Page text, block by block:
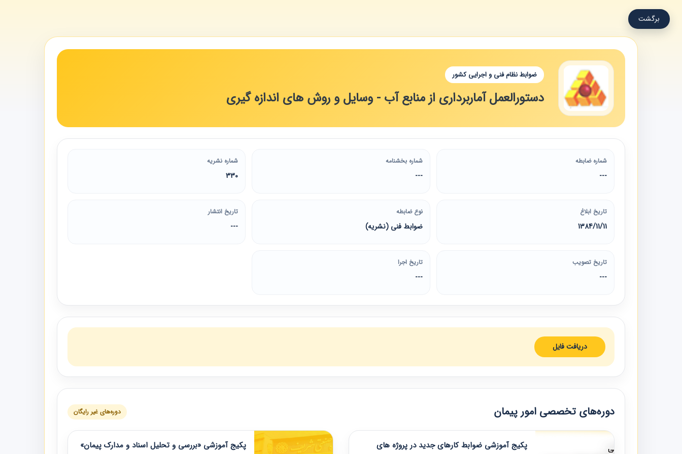
برگشت
ضوابط نظام فنی و اجرایی کشور
دستورالعمل آماربرداری از منابع آب - وسایل و روش های اندازه گیری
شماره ضابطه
---
شماره بخشنامه
---
شماره نشریه
330
تاریخ ابلاغ
1384/11/11
نوع ضابطه
ضوابط فنی (نشریه)
تاریخ انتشار
---
تاریخ تصویب
---
تاریخ اجرا
---
دریافت فایل
دوره‌های تخصصی امور پیمان دوره‌های غیر رایگان
پکیج آموزشی ضوابط کارهای جدید در پروژه های
پکیج آموزشی «بررسی و تحلیل اسناد و مدارک پیمان»